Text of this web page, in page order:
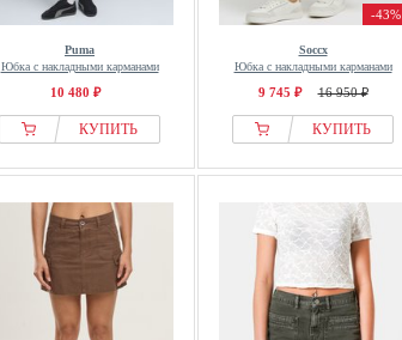
Puma
Юбка с накладными карманами
10 480 ₽
КУПИТЬ
-43%
Soccx
Юбка с накладными карманами
9 745 ₽ 16 950 ₽
КУПИТЬ